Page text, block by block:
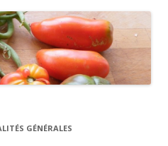
GÉNÉRALES